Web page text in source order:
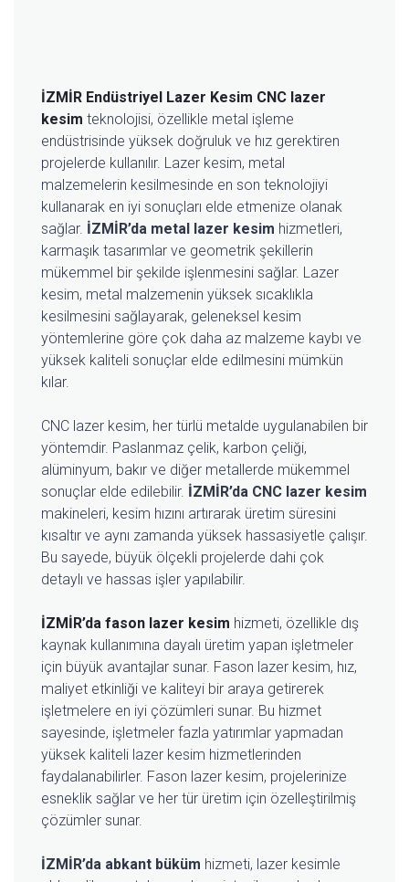
İZMİR Endüstriyel Lazer Kesim CNC lazer
kesim teknolojisi, özellikle metal işleme
endüstrisinde yüksek doğruluk ve hız gerektiren
projelerde kullanılır. Lazer kesim, metal
malzemelerin kesilmesinde en son teknolojiyi
kullanarak en iyi sonuçları elde etmenize olanak
sağlar. İZMİR’da metal lazer kesim hizmetleri,
karmaşık tasarımlar ve geometrik şekillerin
mükemmel bir şekilde işlenmesini sağlar. Lazer
kesim, metal malzemenin yüksek sıcaklıkla
kesilmesini sağlayarak, geleneksel kesim
yöntemlerine göre çok daha az malzeme kaybı ve
yüksek kaliteli sonuçlar elde edilmesini mümkün
kılar.
CNC lazer kesim, her türlü metalde uygulanabilen bir
yöntemdir. Paslanmaz çelik, karbon çeliği,
alüminyum, bakır ve diğer metallerde mükemmel
sonuçlar elde edilebilir. İZMİR’da CNC lazer kesim
makineleri, kesim hızını artırarak üretim süresini
kısaltır ve aynı zamanda yüksek hassasiyetle çalışır.
Bu sayede, büyük ölçekli projelerde dahi çok
detaylı ve hassas işler yapılabilir.
İZMİR’da fason lazer kesim hizmeti, özellikle dış
kaynak kullanımına dayalı üretim yapan işletmeler
için büyük avantajlar sunar. Fason lazer kesim, hız,
maliyet etkinliği ve kaliteyi bir araya getirerek
işletmelere en iyi çözümleri sunar. Bu hizmet
sayesinde, işletmeler fazla yatırımlar yapmadan
yüksek kaliteli lazer kesim hizmetlerinden
faydalanabilirler. Fason lazer kesim, projelerinize
esneklik sağlar ve her tür üretim için özelleştirilmiş
çözümler sunar.
İZMİR’da abkant büküm hizmeti, lazer kesimle